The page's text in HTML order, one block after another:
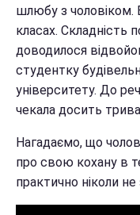
шлюбу з чоловіком.
класах. Складність
доводилося
студентку
університету. До
чекала досить
Нагадаємо, що
про свою кохану в
практично ніколи